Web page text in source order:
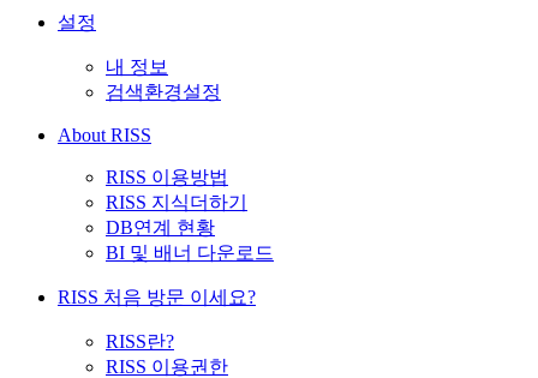
설정
내 정보
검색환경설정
About RISS
RISS 이용방법
RISS 지식더하기
DB연계 현황
BI 및 배너 다운로드
RISS 처음 방문 이세요?
RISS란?
RISS 이용권한